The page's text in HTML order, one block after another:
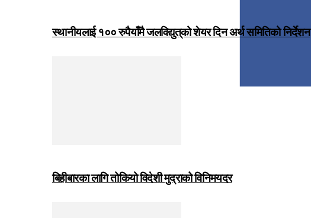
स्थानीयलाई १०० रुपैयाँमै जलविद्युत्‌को शेयर दिन अर्थ समितिको निर्देशन
बिहीबारका लागि तोकियो विदेशी मुद्राको विनिमयदर